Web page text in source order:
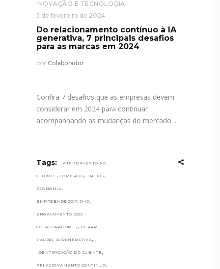
INOVAÇÃO E TECNOLOGIA
5 de fevereiro de 2024
Do relacionamento contínuo à IA
generativa, 7 principais desafios
para as marcas em 2024
por Colaborador
Confira 7 desafios que as empresas devem
considerar em 2024 para continuar
acompanhando as mudanças do mercado
Tags: ATENDIMENTO AO
CLIENTE , COMÉRCIO , DADOS ,
ECONOMIA ,
EMPREENDEDORISMO,
ENGAJAMENTO DOS
COLABORADORES , GERAR
VALOR , IA GENERATIVA ,
IDENTIFICAÇÃO DO CLIENTE ,
RELACIONAMENTO CONTÍNUO ,